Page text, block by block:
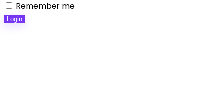
Remember me
Login